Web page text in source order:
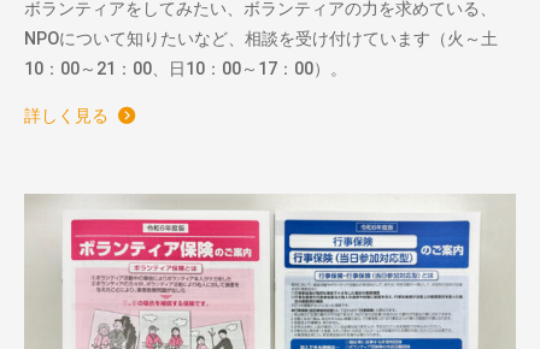
ボランティアをしてみたい、ボランティアの力を求めている、
NPOについて知りたいなど、相談を受け付けています（火～土
10：00～21：00、日10：00～17：00）。
詳しく見る